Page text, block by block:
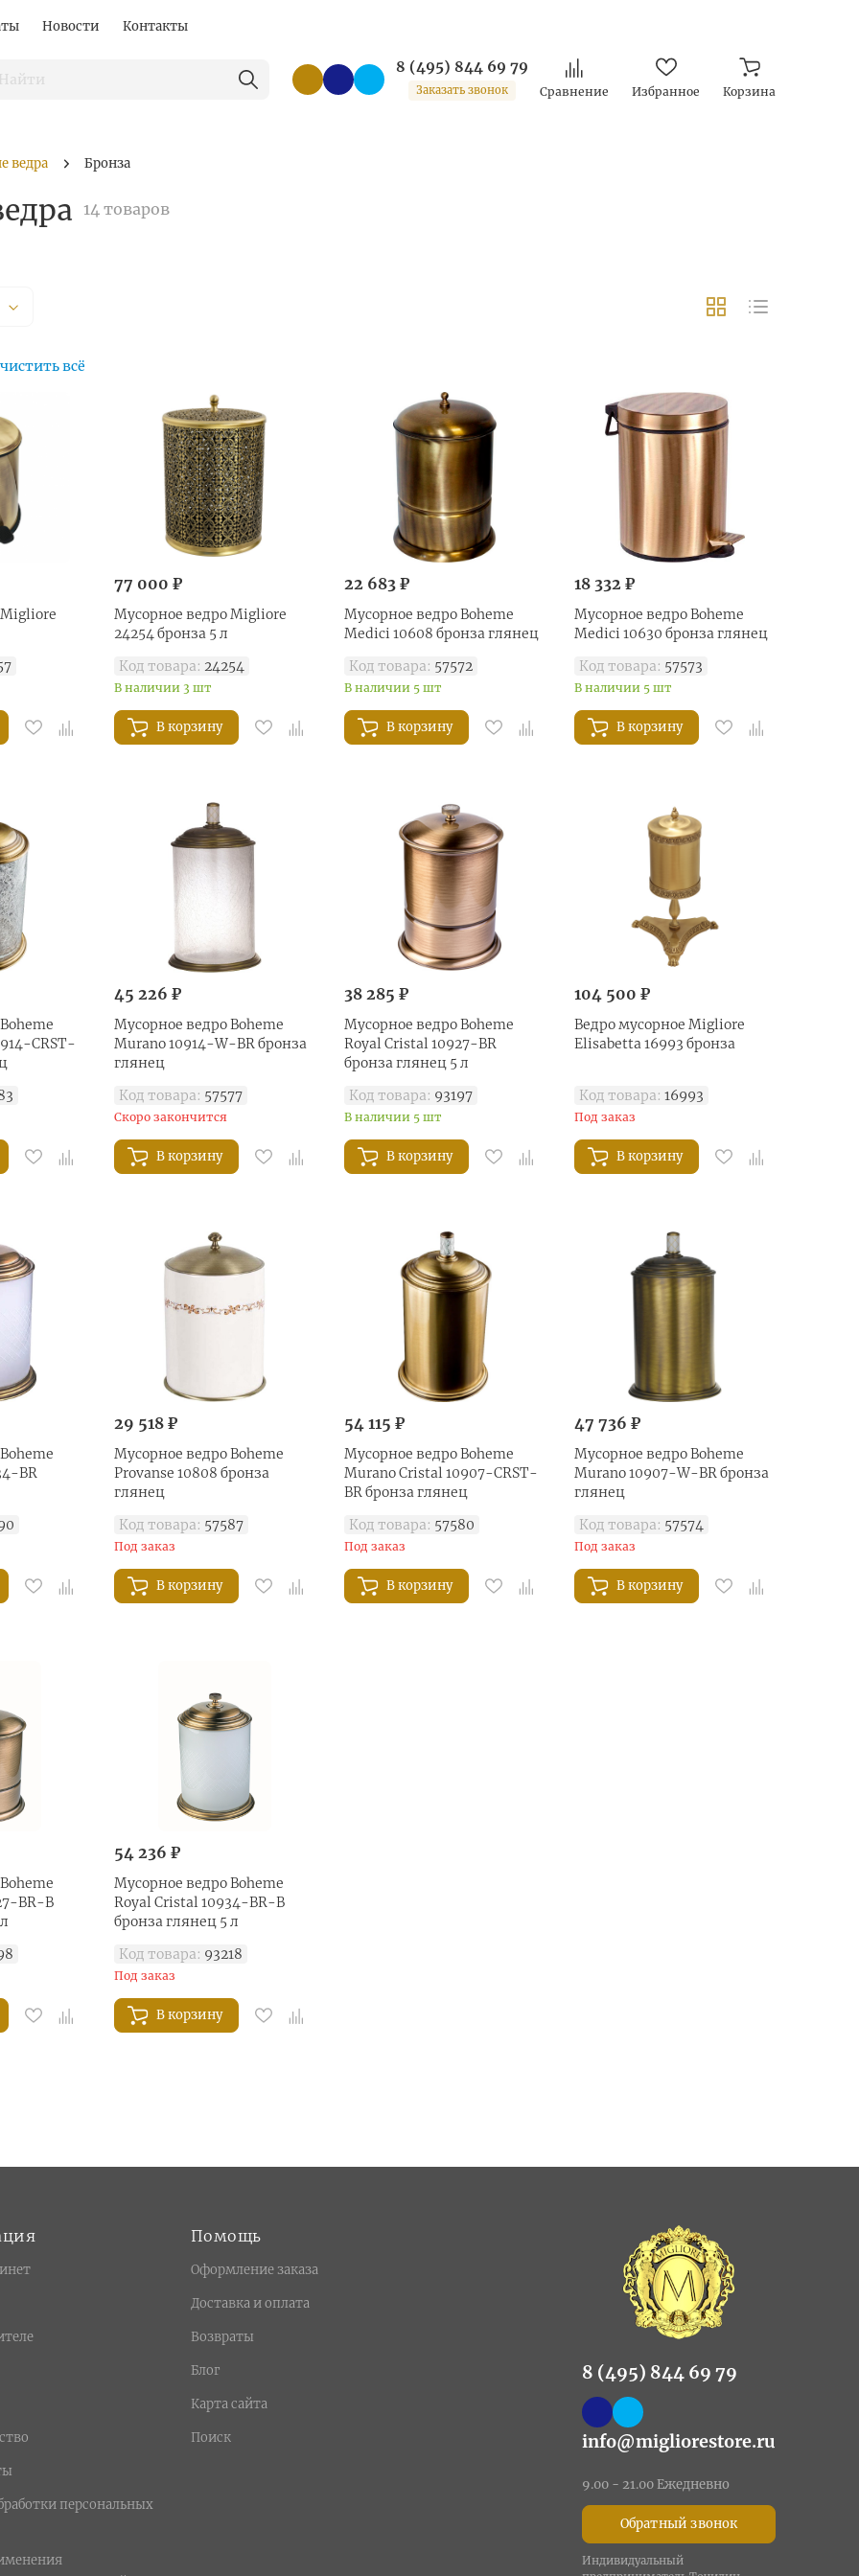
Новости Контакты
8 (495) 844 69 79
Заказать звонок Сравнение Избранное Корзина
ведра Бронза
14 товаров
всё
77 000 ₽
Мусорное ведро Migliore
24254 бронза 5 л
Код товара: 24254
В наличии 3 шт
В корзину
22 683 ₽
Мусорное ведро Boheme
Medici 10608 бронза глянец
Код товара: 57572
В наличии 5 шт
В корзину
18 332 ₽
Мусорное ведро Boheme
Medici 10630 бронза глянец
Код товара: 57573
В наличии 5 шт
В корзину
CRST-
45 226 ₽
Мусорное ведро Boheme
Murano 10914-W-BR бронза
глянец
Код товара: 57577
Скоро закончится
В корзину
38 285 ₽
Мусорное ведро Boheme
Royal Cristal 10927-BR
бронза глянец 5 л
Код товара: 93197
В наличии 5 шт
В корзину
104 500 ₽
Ведро мусорное Migliore
Elisabetta 16993 бронза
Код товара: 16993
Под заказ
В корзину
BR
29 518 ₽
Мусорное ведро Boheme
Provanse 10808 бронза
глянец
Код товара: 57587
Под заказ
В корзину
54 115 ₽
Мусорное ведро Boheme
Murano Cristal 10907-CRST-
BR бронза глянец
Код товара: 57580
Под заказ
В корзину
47 736 ₽
Мусорное ведро Boheme
Murano 10907-W-BR бронза
глянец
Код товара: 57574
Под заказ
В корзину
BR-B
54 236 ₽
Мусорное ведро Boheme
Royal Cristal 10934-BR-B
бронза глянец 5 л
Код товара: 93218
Под заказ
В корзину
персональных
Помощь
Оформление заказа
Доставка и оплата
Возвраты
Блог
Карта сайта
Поиск
8 (495) 844 69 79
info@migliorestore.ru
9.00 - 21.00 Ежедневно
Обратный звонок
Индивидуальный